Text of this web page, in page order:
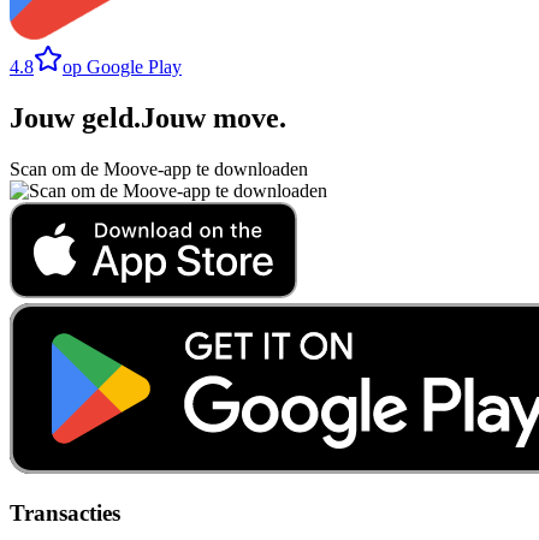
4.8 op Google Play
Jouw geld.Jouw move.
Scan om de Moove-app te downloaden
Transacties